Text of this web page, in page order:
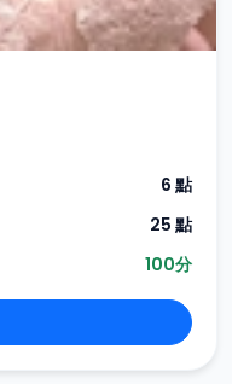
6 點
25 點
100分